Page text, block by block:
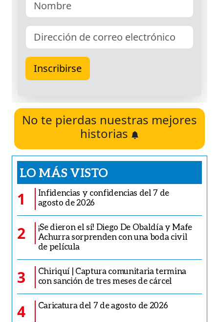
No te pierdas nuestras mejores
historias
LO MÁS VISTO
1
Infidencias y confidencias del 7 de
agosto de 2026
2
¡Se dieron el sí! Diego De Obaldía y Mafe
Achurra sorprenden con una boda civil
de película
3
Chiriquí | Captura comunitaria termina
con sanción de tres meses de cárcel
4 Caricatura del 7 de agosto de 2026